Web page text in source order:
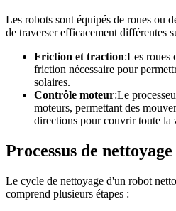
Les robots sont équipés de roues ou
de traverser efficacement différentes
Friction et traction:Les roues
friction nécessaire pour
solaires.
Contrôle moteur:Le
moteurs, permettant des
directions pour couvrir toute la
Processus de nettoyage
Le cycle de nettoyage d'un robot
comprend plusieurs étapes :